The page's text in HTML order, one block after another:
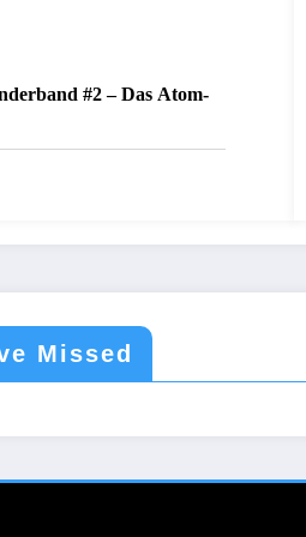
#2 – Das Atom-
Missed